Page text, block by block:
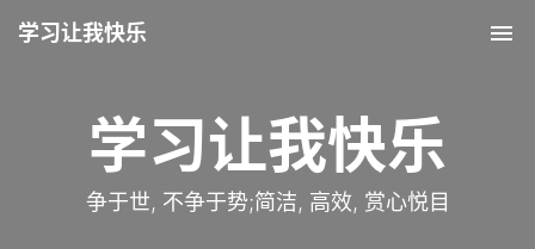
学习让我快乐
学习让我快乐
争于世, 不争于势;简洁, 高效, 赏心悦目